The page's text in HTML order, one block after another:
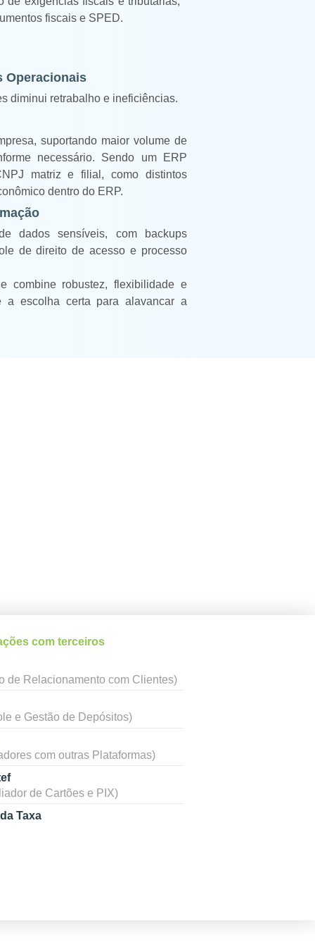
fiscais e SPED.
Operacionais
diminui retrabalho e ineficiências.
suportando maior volume de
necessário. Sendo um ERP
matriz e filial, como distintos
dentro do ERP.
dados sensíveis, com backups
de direito de acesso e processo
combine robustez, flexibilidade e
a escolha certa para alavancar a
com terceiros
de Relacionamento com Clientes)
e Gestão de Depósitos)
com outras Plataformas)
de Cartões e PIX)
Taxa